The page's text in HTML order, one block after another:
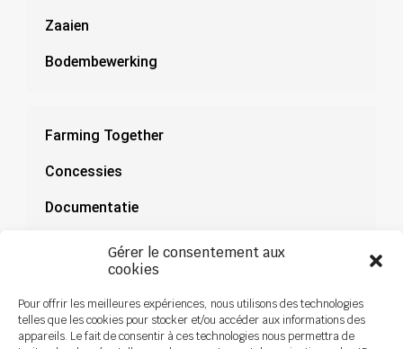
Gérer le consentement aux
cookies
Pour offrir les meilleures expériences, nous utilisons des technologies
telles que les cookies pour stocker et/ou accéder aux informations des
appareils. Le fait de consentir à ces technologies nous permettra de
Zaaien
Bodembewerking
Farming Together
Concessies
Documentatie